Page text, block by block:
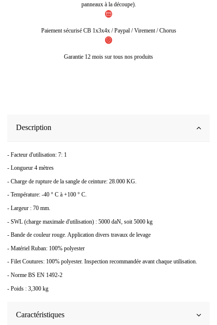
panneaux à la découpe).
Paiement sécurisé CB 1x3x4x / Paypal / Virement / Chorus
Garantie 12 mois sur tous nos produits
Description
- Facteur d'utilisation: 7: 1
- Longueur 4 mètres
- Charge de rupture de la sangle de ceinture: 28.000 KG.
- Température: -40 ° C à +100 ° C.
- Largeur : 70 mm.
- SWL (charge maximale d'utilisation) : 5000 daN, soit 5000 kg
- Bande de couleur rouge. Application divers travaux de levage
- Matériel Ruban: 100% polyester
- Filet Coutures: 100% polyester. Inspection recommandée avant chaque utilisation.
- Norme BS EN 1492-2
- Poids : 3,300 kg
Caractéristiques